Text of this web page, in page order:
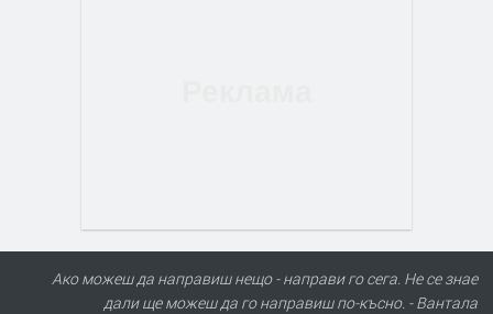
Ако можеш да направиш нещо - направи го сега. Не се знае
дали ще можеш да го направиш по-късно. - Вантала